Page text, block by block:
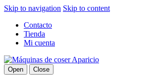
Skip to navigation Skip to content
Contacto
Tienda
Mi cuenta
Open Close